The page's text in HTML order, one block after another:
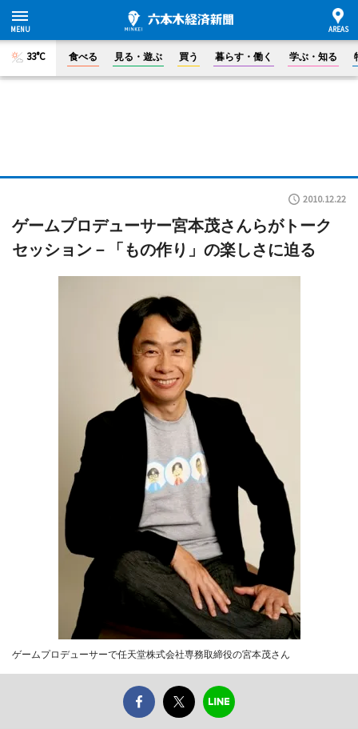
33°C 食べる 見る・遊ぶ 買う 暮らす・働く 学ぶ・知る
2010.12.22
ゲームプロデューサー宮本茂さんらがトーク
セッション－「もの作り」の楽しさに迫る
ゲームプロデューサーで任天堂株式会社専務取締役の宮本茂さん